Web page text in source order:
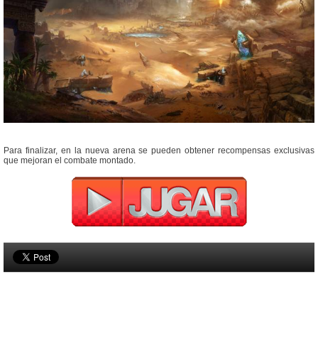
Para finalizar, en la nueva arena se pueden obtener recompensas exclusivas
que mejoran el combate montado.